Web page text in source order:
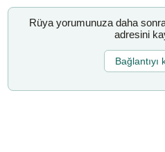
Rüya yorumunuza daha
adresini
Bağlantıyı